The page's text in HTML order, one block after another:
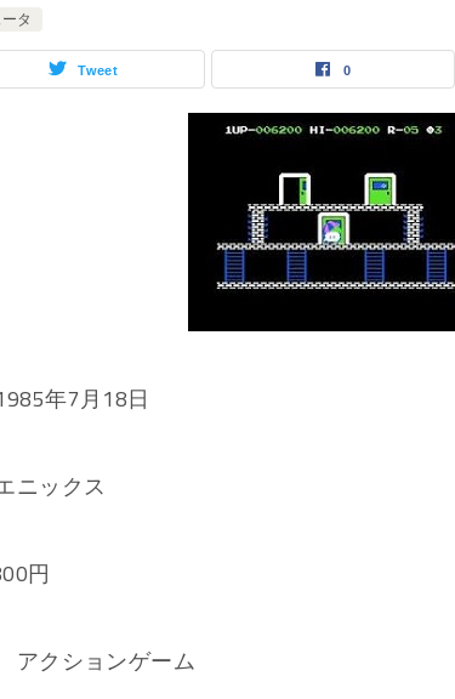
タ
Tweet 0
年7月18日
ニックス
円
アクションゲーム